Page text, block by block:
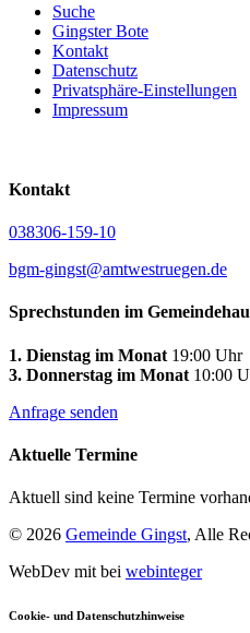
Suche
Gingster Bote
Kontakt
Datenschutz
Privatsphäre-Einstellungen
Impressum
Kontakt
038306-159-10
bgm-gingst@amtwestruegen.de
Sprechstunden im
1. Dienstag im Monat 19:00 Uhr
3. Donnerstag im Monat 10:00
Anfrage senden
Aktuelle Termine
Aktuell sind keine Termine
© 2026 Gemeinde Gingst, Alle
WebDev mit bei webinteger
Cookie- und Datenschutzhinweise